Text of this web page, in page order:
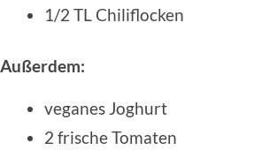
1/2 TL Chiliflocken
Außerdem:
veganes Joghurt
2 frische Tomaten